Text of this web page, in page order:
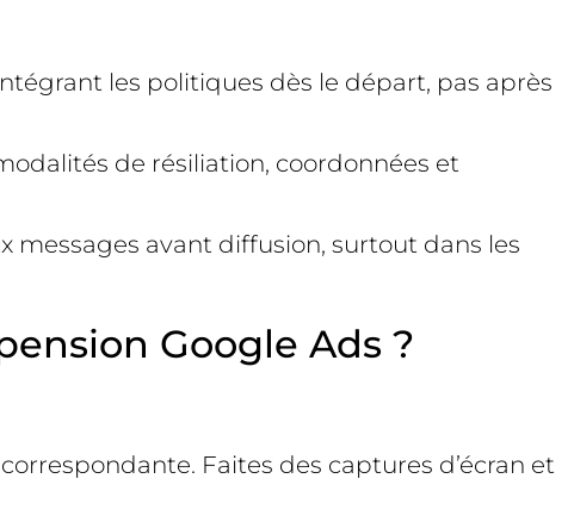
les politiques dès le départ, pas après
de résiliation, coordonnées et
messages avant diffusion, surtout dans les
Google Ads ?
Faites des captures d’écran et